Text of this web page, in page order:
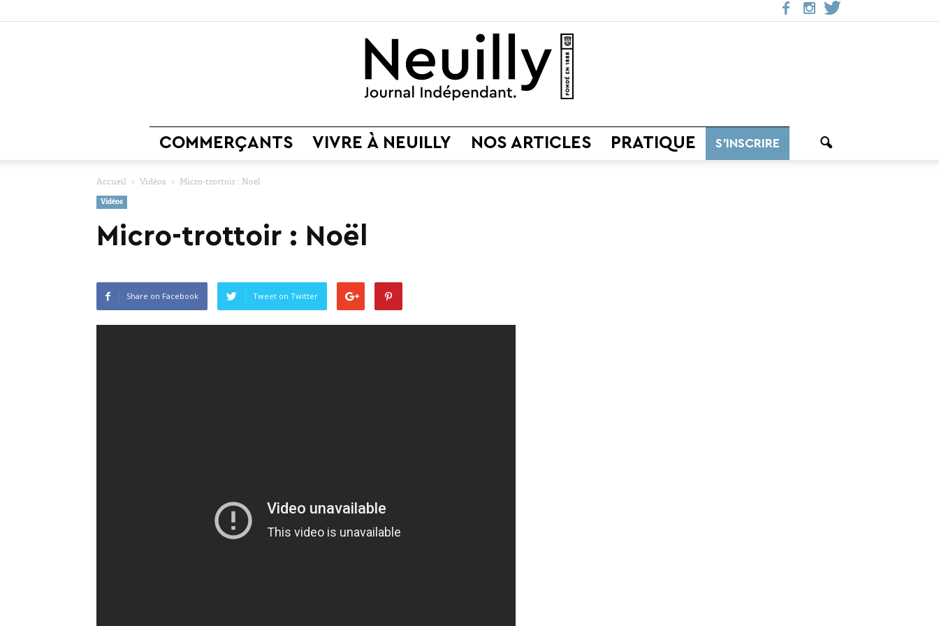
Neuilly
COMMERÇANTS VIVRE À NEUILLY NOS ARTICLES PRATIQUE S’INSCRIRE
Accueil Vidéos Micro-trottoir : Noël
Vidéos
Micro-trottoir : Noël
Share on Facebook Tweet on Twitter